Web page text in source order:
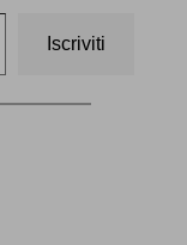
Iscriviti